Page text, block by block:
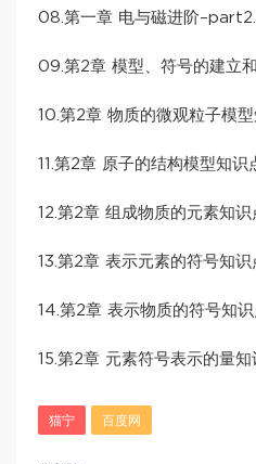
08.第一章 电与磁进阶
09.第2章 模型、符号的建立
10.第2章 物质的微观粒子模
11.第2章 原子的结构模型知识
12.第2章 组成物质的元素知
13.第2章 表示元素的符号知
14.第2章 表示物质的符号知
15.第2章 元素符号表示的量
猫宁 百度网